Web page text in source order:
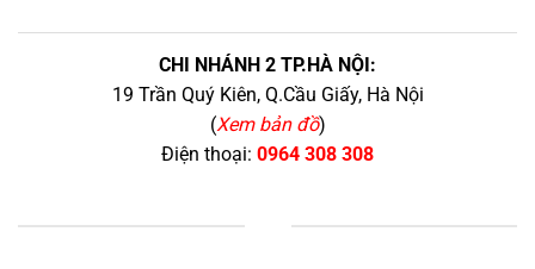
CHI NHÁNH 2 TP.HÀ NỘI:
19 Trần Quý Kiên, Q.Cầu Giấy, Hà Nội
(Xem bản đồ)
Điện thoại: 0964 308 308